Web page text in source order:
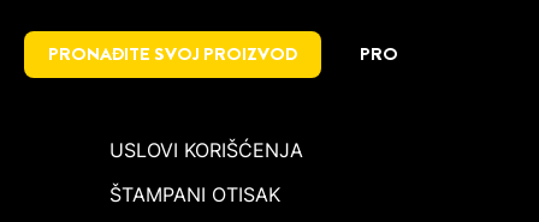
PRONAĐITE SVOJ PROIZVOD PRO
USLOVI KORIŠĆENJA
ŠTAMPANI OTISAK